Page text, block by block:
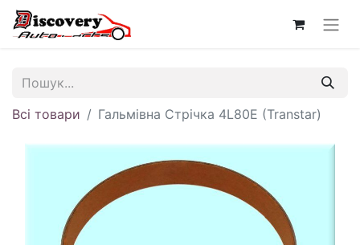
Всі товари Гальмівна Стрічка 4L80E (Transtar)